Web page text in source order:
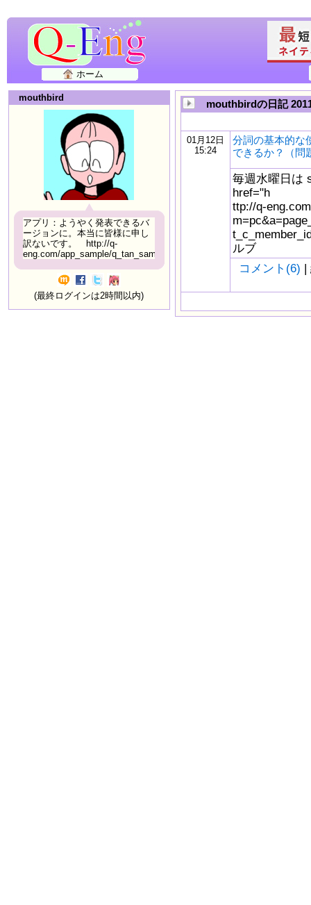
ホーム
mouthbird
アプリ：ようやく発表できるバ
ージョンに。本当に皆様に申し
訳ないです。 http://q-
eng.com/app_sample/q_tan_sample06.html
(最終ログインは2時間以内)
mouthbirdの日記
01月12日
15:24
分詞の基本的な
できるか？（問
毎週水曜日は
href="h
ttp://q-
ルブ
コメント(6) |